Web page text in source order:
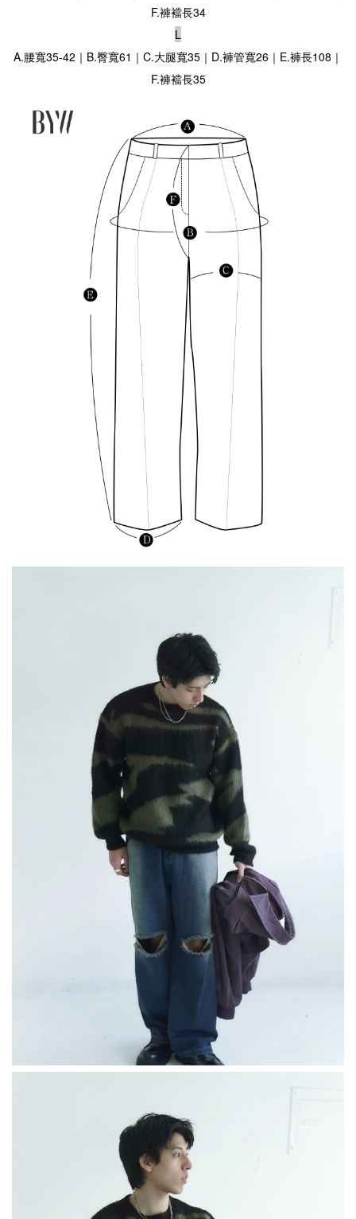
F.褲襠長34
L
A.腰寬35-42｜B.臀寬61｜C.大腿寬35｜D.褲管寬26｜E.褲長108｜
F.褲襠長35